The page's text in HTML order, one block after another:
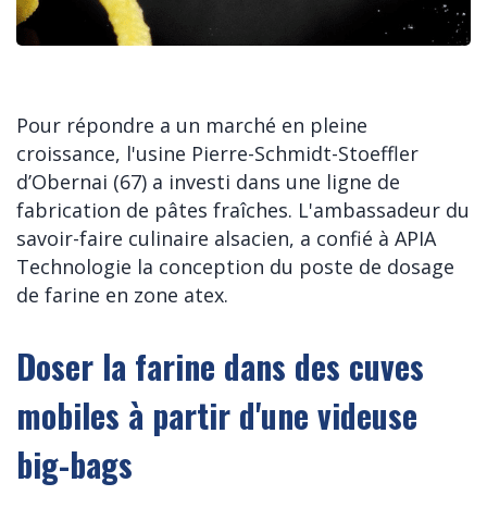
Pour répondre a un marché en pleine
croissance, l'usine Pierre-Schmidt-Stoeffler
d’Obernai (67) a investi dans une ligne de
fabrication de pâtes fraîches. L'ambassadeur du
savoir-faire culinaire alsacien, a confié à APIA
Technologie la conception du poste de dosage
de farine en zone atex.
Doser la farine dans des cuves
mobiles à partir d'une videuse
big-bags